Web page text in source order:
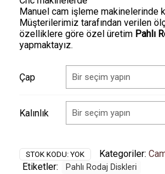
Manuel cam işleme makinelerinde
Müşterilerimiz tarafından verilen
özelliklere göre özel üretim Pahlı
yapmaktayız.
Çap
Kalınlık
STOK KODU:YOK Kategoriler:
Etiketler:
Pahlı Rodaj Diskleri